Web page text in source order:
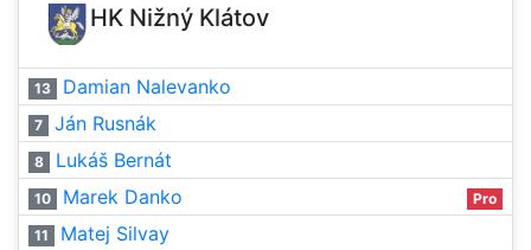
HK Nižný Klátov
13 Damian Nalevanko
7 Ján Rusnák
8 Lukáš Bernát
10 Marek Danko Pro
11 Matej Silvay